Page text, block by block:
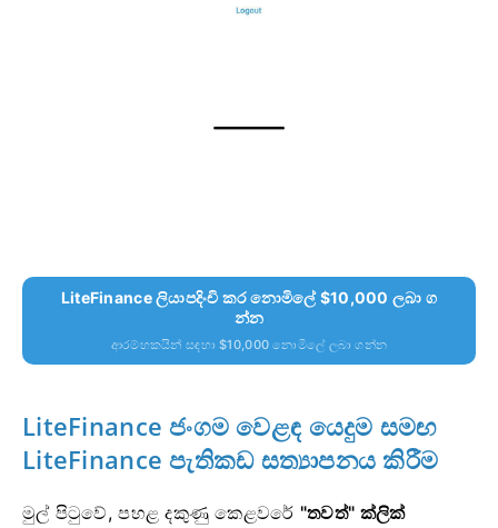
LiteFinance ලියාපදිංචි කර නොමිලේ $10,000 ලබා ග
න්න
ආරම්භකයින් සඳහා $10,000 නොමිලේ ලබා ගන්න
LiteFinance ජංගම වෙළඳ යෙදුම සමඟ
LiteFinance පැතිකඩ සත්‍යාපනය කිරීම
මුල් පිටුවේ,පහළ දකුණු කෙළවරේ "තවත්" ක්ලික්